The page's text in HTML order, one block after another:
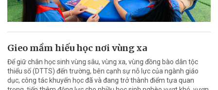
Gieo mầm hiếu học nơi vùng xa
Để giữ chân học sinh vùng sâu, vùng xa, vùng đồng bào dân tộc
thiểu số (DTTS) đến trường, bên cạnh sự nỗ lực của ngành giáo
dục, công tác khuyến học đã và đang trở thành điểm tựa quan